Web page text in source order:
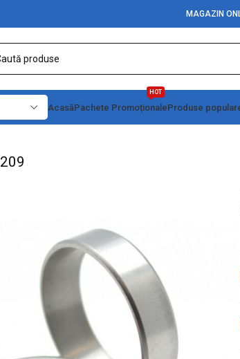
MAGAZIN
AcasăPachete Promoționale
HOT
Produse
Pompe